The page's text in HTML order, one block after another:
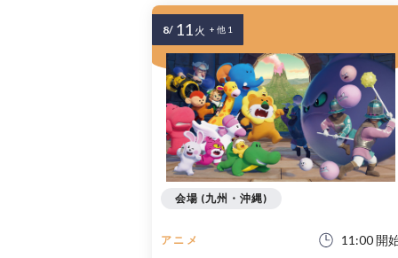
アニメ 11:00 開
会場 (九州・沖縄)
8/ 11 火 + 他 1